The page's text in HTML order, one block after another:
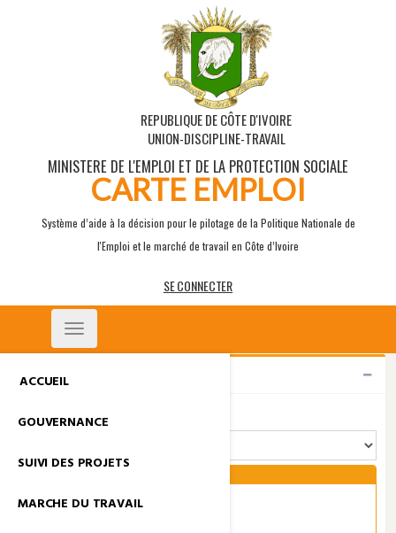
REPUBLIQUE DE CÔTE D'IVOIRE
UNION-DISCIPLINE-TRAVAIL
MINISTERE DE L'EMPLOI ET DE LA PROTECTION SOCIALE
CARTE EMPLOI
Système d’aide à la décision pour le pilotage de la Politique Nationale de
l'Emploi et le marché de travail en Côte d’Ivoire
SE CONNECTER
Toggle
navigation
ACCUEIL
GOUVERNANCE
SUIVI DES PROJETS
MARCHE DU TRAVAIL
Indicateurs
Population en emploi